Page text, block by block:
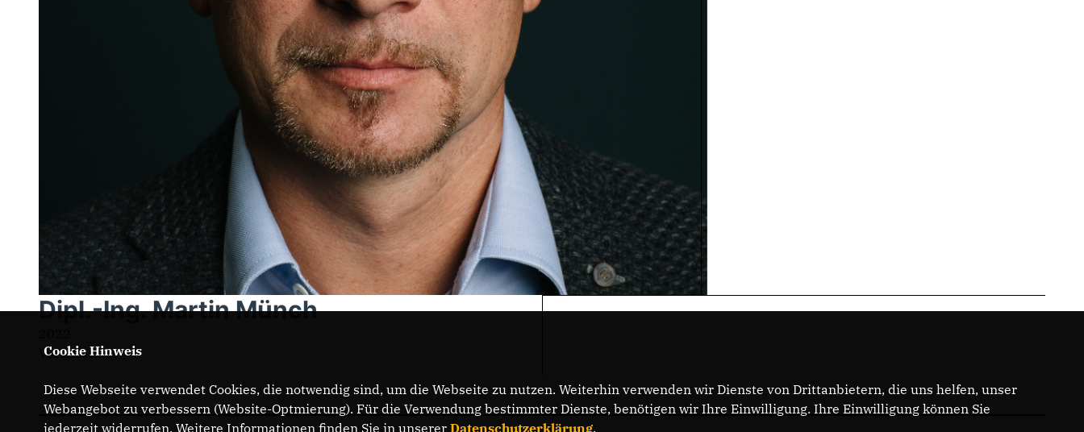
Dipl.-Ing. Martin Münch
Vorsitzender
Cookie Hinweis
Diese Webseite verwendet Cookies, die notwendig sind, um die Webseite zu nutzen. Weiterhin verwenden wir Dienste von Drittanbietern, die uns helfen, unser
Webangebot zu verbessern (Website-Optmierung). Für die Verwendung bestimmter Dienste, benötigen wir Ihre Einwilligung. Ihre Einwilligung können Sie
jederzeit widerrufen. Weitere Informationen finden Sie in unserer Datenschutzerklärung.